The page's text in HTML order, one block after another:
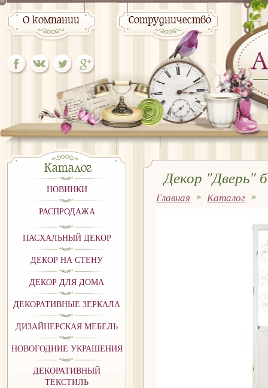
О компании Сотрудничество
Каталог
НОВИНКИ
РАСПРОДАЖА
ПАСХАЛЬНЫЙ ДЕКОР
ДЕКОР НА СТЕНУ
ДЕКОР ДЛЯ ДОМА
ДЕКОРАТИВНЫЕ ЗЕРКАЛА
ДИЗАЙНЕРСКАЯ МЕБЕЛЬ
НОВОГОДНИЕ УКРАШЕНИЯ
ДЕКОРАТИВНЫЙ
ТЕКСТИЛЬ
Декор "Дверь"
Главная Каталог